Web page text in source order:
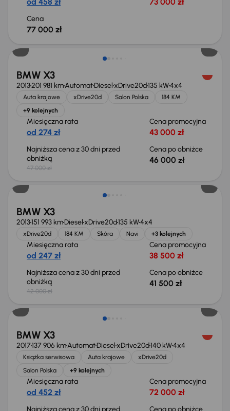
Cena
77 000 zł
BMW X3
2013201 981 kmAutomatDiesel xDrive20d135 kW4x4
Auta krajowe xDrive20d Salon Polska
184 KM
+9 kolejnych
Miesięczna rata
od 274 zł
Cena promocyjna
43 000 zł
Najniższa cena z 30 dni przed
obniżką
47 000 zł
Cena po obniżce
46 000 zł
Taniej o 500 zł
BMW X3
2013151 993 kmDiesel xDrive20d135 kW4x4
xDrive20d 184 KM Skóra Navi +3 kolejnych
Miesięczna rata
od 247 zł
Cena promocyjna
38 500 zł
Najniższa cena z 30 dni przed
obniżką
42 000 zł
Cena po obniżce
41 500 zł
Taniej o 2 000 zł
BMW X3
2017137 906 kmAutomatDiesel xDrive20d140 kW4x4
Książka serwisowa Auta krajowe
xDrive20d
Salon Polska
+9 kolejnych
Miesięczna rata
od 452 zł
Cena promocyjna
72 000 zł
Najniższa cena z 30 dni przed
Cena po obniżce